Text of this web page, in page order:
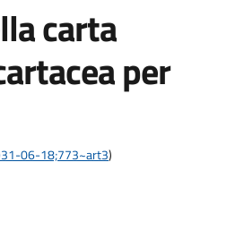
carta
per
06-18;773~art3)